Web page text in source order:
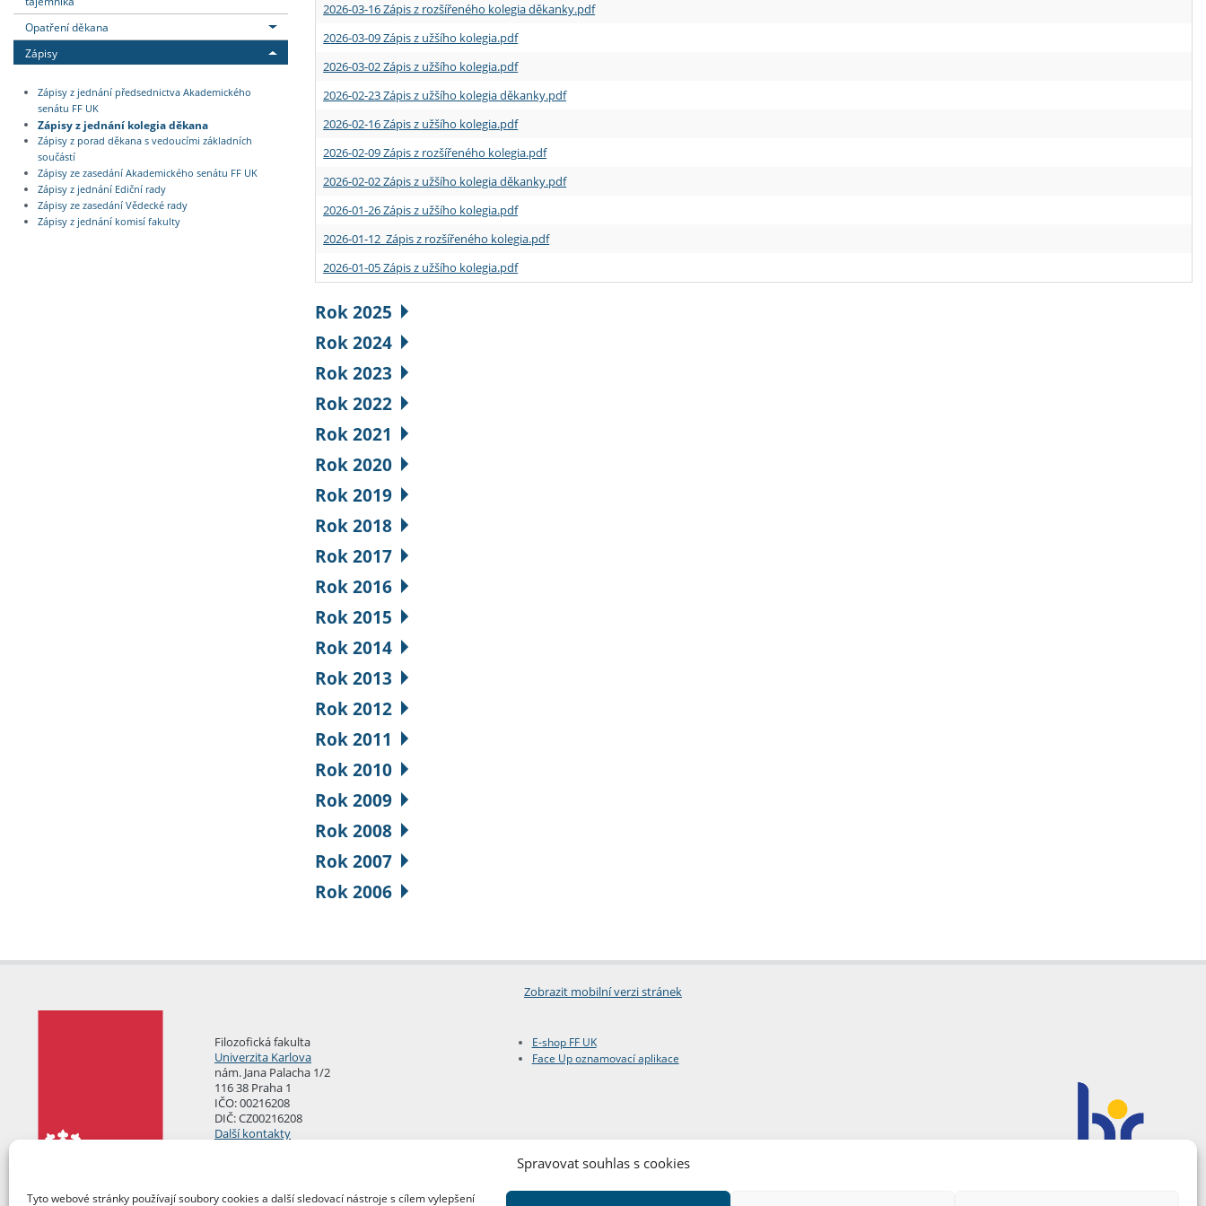
Spravovat souhlas s cookies
Tyto webové stránky používají soubory cookies a další sledovací nástroje s cílem vylepšení
Opatření děkana
Zápisy
Zápisy z jednání předsednictva Akademického
senátu FF UK
Zápisy z jednání kolegia děkana
Zápisy z porad děkana s vedoucími základních
součástí
Zápisy ze zasedání Akademického senátu FF UK
Zápisy z jednání Ediční rady
Zápisy ze zasedání Vědecké rady
Zápisy z jednání komisí fakulty
2026-03-16 Zápis z rozšířeného kolegia děkanky.pdf
2026-03-09 Zápis z užšího kolegia.pdf
2026-03-02 Zápis z užšího kolegia.pdf
2026-02-23 Zápis z užšího kolegia děkanky.pdf
2026-02-16 Zápis z užšího kolegia.pdf
2026-02-09 Zápis z rozšířeného kolegia.pdf
2026-02-02 Zápis z užšího kolegia děkanky.pdf
2026-01-26 Zápis z užšího kolegia.pdf
2026-01-12 Zápis z rozšířeného kolegia.pdf
2026-01-05 Zápis z užšího kolegia.pdf
Rok 2025
Rok 2024
Rok 2023
Rok 2022
Rok 2021
Rok 2020
Rok 2019
Rok 2018
Rok 2017
Rok 2016
Rok 2015
Rok 2014
Rok 2013
Rok 2012
Rok 2011
Rok 2010
Rok 2009
Rok 2008
Rok 2007
Rok 2006
Zobrazit mobilní verzi stránek
Filozofická fakulta
Univerzita Karlova
nám. Jana Palacha 1/2
116 38 Praha 1
IČO: 00216208
DIČ: CZ00216208
Další kontakty
E-shop FF UK
Face Up oznamovací aplikace